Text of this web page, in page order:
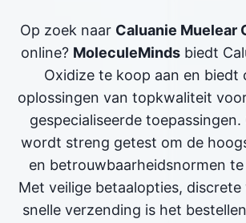
Op zoek naar Caluanie Muelear
online? MoleculeMinds biedt
Oxidize te koop aan en biedt
oplossingen van topkwaliteit
gespecialiseerde
wordt streng getest om de
en betrouwbaarheidsnormen
Met veilige betaalopties,
snelle verzending is het